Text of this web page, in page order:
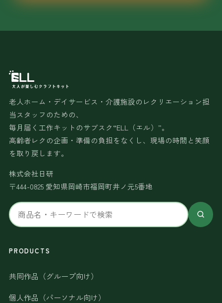
老人ホーム・デイサービス・介護施設のレクリエーション担
当スタッフのための、
毎月届く工作キットのサブスク“ELL（エル）”。
高齢者レクの企画・準備の負担をなくし、現場の時間と笑顔
を取り戻します。
株式会社日研
〒444-0825 愛知県岡崎市福岡町井ノ元5番地
サ
イ
内
索
PRODUCTS
共同作品（グループ向け）
個人作品（パーソナル向け）